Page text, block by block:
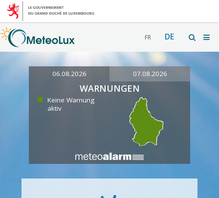
FR DE
06.08.2026 07.08.2026
WARNUNGEN
Keine Warnung
aktiv